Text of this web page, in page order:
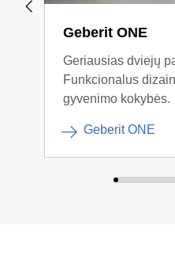
Geberit ONE
Geriausias dviejų
Funkcionalus
gyvenimo kokybės.
Geberit ONE